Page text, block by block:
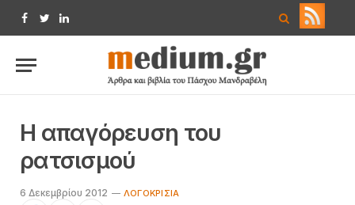
Facebook
TwitterLinkedIn
Η απαγόρευση του
ρατσισμού
6 Δεκεμβρίου 2012 ΛΟΓΟΚΡΙΣΊΑ